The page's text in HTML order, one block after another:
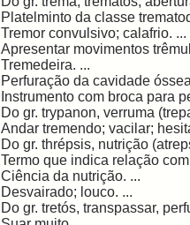
Platelminto da classe
Tremor convulsivo; calafrio. ...
Apresentar movimentos
Tremedeira. ...
Perfuração da cavidade
Instrumento com broca para
Do gr. trypanon, verruma
Andar tremendo; vacilar;
Do gr. thrépsis, nutrição
Termo que indica relação
Ciência da nutrição. ...
Desvairado; louco. ...
Do gr. tretós, transpassar,